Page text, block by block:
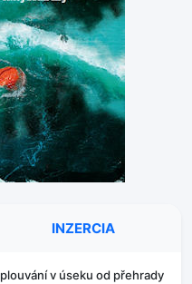
INZERCIA
v úseku od přehrady